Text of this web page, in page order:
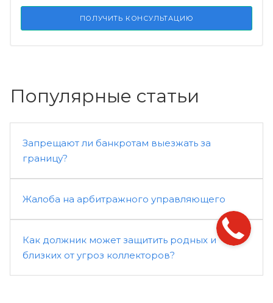
ПОЛУЧИТЬ КОНСУЛЬТАЦИЮ
Популярные статьи
Запрещают ли банкротам выезжать за
границу?
Жалоба на арбитражного управляющего
Как должник может защитить родных и
близких от угроз коллекторов?